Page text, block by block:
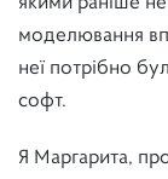
якими раніше
моделювання
неї потрібно
софт.
Я Маргарита,